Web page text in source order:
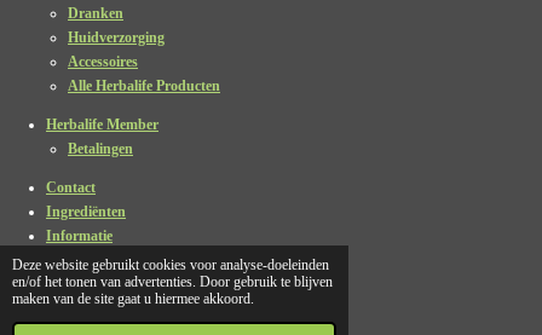
Deze website gebruikt cookies voor analyse-doeleinden
en/of het tonen van advertenties. Door gebruik te blijven
maken van de site gaat u hiermee akkoord.
Dranken
Huidverzorging
Accessoires
Alle Herbalife Producten
Herbalife Member
Betalingen
Contact
Ingrediënten
Informatie
Enquête
Privacy verklaring
Algemene voorwaarden